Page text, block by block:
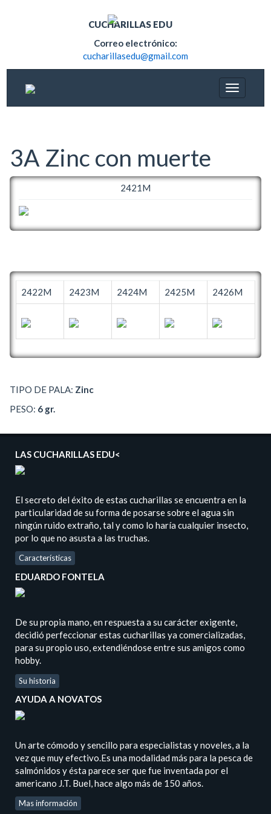
CUCHARILLAS EDU
Correo electrónico:
cucharillasedu@gmail.com
3A Zinc con muerte
2421M
2422M 2423M 2424M 2425M 2426M
TIPO DE PALA: Zinc
PESO: 6 gr.
LAS CUCHARILLAS EDU<
El secreto del éxito de estas cucharillas se encuentra en la
particularidad de su forma de posarse sobre el agua sin
ningún ruido extraño, tal y como lo haría cualquier insecto,
por lo que no asusta a las truchas.
Características
EDUARDO FONTELA
De su propia mano, en respuesta a su carácter exigente,
decidió perfeccionar estas cucharillas ya comercializadas,
para su propio uso, extendiéndose entre sus amigos como
hobby.
Su historia
AYUDA A NOVATOS
Un arte cómodo y sencillo para especialistas y noveles, a la
vez que muy efectivo.Es una modalidad más para la pesca de
salmónidos y ésta parece ser que fue inventada por el
americano J.T. Buel, hace algo más de 150 años.
Mas información